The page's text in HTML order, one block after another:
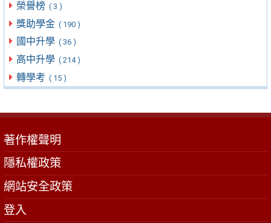
榮譽榜 ( 3 )
獎助學金 ( 190 )
國中升學 ( 36 )
高中升學 ( 214 )
轉學考 ( 15 )
著作權聲明
隱私權政策
網站安全政策
登入